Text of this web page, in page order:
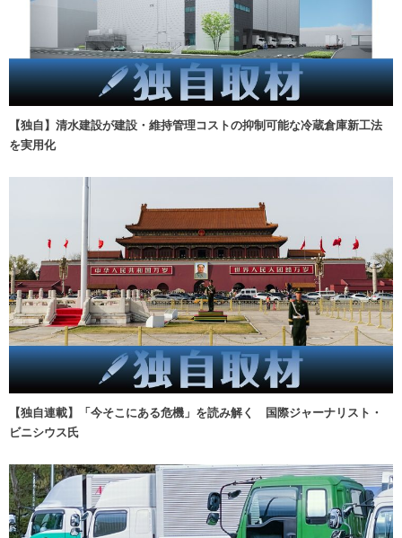
【独自】清水建設が建設・維持管理コストの抑制可能な冷蔵倉庫新工法
を実用化
【独自連載】「今そこにある危機」を読み解く 国際ジャーナリスト・
ビニシウス氏